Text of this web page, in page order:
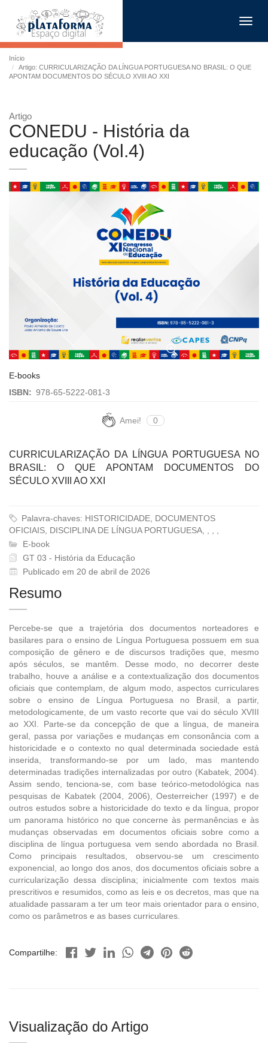
Início
Artigo: CURRICULARIZAÇÃO DA LÍNGUA PORTUGUESA NO BRASIL: O QUE
APONTAM DOCUMENTOS DO SÉCULO XVIII AO XXI
Artigo
CONEDU - História da
educação (Vol.4)
E-books
ISBN: 978-65-5222-081-3
Amei! 0
CURRICULARIZAÇÃO DA LÍNGUA PORTUGUESA NO
BRASIL: O QUE APONTAM DOCUMENTOS DO
SÉCULO XVIII AO XXI
Palavra-chaves: HISTORICIDADE, DOCUMENTOS
OFICIAIS, DISCIPLINA DE LÍNGUA PORTUGUESA, , , ,
E-book
GT 03 - História da Educação
Publicado em 20 de abril de 2026
Resumo
Percebe-se que a trajetória dos documentos norteadores e
basilares para o ensino de Língua Portuguesa possuem em sua
composição de gênero e de discursos tradições que, mesmo
após séculos, se mantêm. Desse modo, no decorrer deste
trabalho, houve a análise e a contextualização dos documentos
oficiais que contemplam, de algum modo, aspectos curriculares
sobre o ensino de Língua Portuguesa no Brasil, a partir,
metodologicamente, de um vasto recorte que vai do século XVIII
ao XXI. Parte-se da concepção de que a língua, de maneira
geral, passa por variações e mudanças em consonância com a
historicidade e o contexto no qual determinada sociedade está
inserida, transformando-se por um lado, mas mantendo
determinadas tradições internalizadas por outro (Kabatek, 2004).
Assim sendo, tenciona-se, com base teórico-metodológica nas
pesquisas de Kabatek (2004, 2006), Oesterreicher (1997) e de
outros estudos sobre a historicidade do texto e da língua, propor
um panorama histórico no que concerne às permanências e às
mudanças observadas em documentos oficiais sobre como a
disciplina de língua portuguesa vem sendo abordada no Brasil.
Como principais resultados, observou-se um crescimento
exponencial, ao longo dos anos, dos documentos oficiais sobre a
curricularização dessa disciplina; inicialmente com textos mais
prescritivos e resumidos, como as leis e os decretos, mas que na
atualidade passaram a ter um teor mais orientador para o ensino,
como os parâmetros e as bases curriculares.
Compartilhe:
Visualização do Artigo